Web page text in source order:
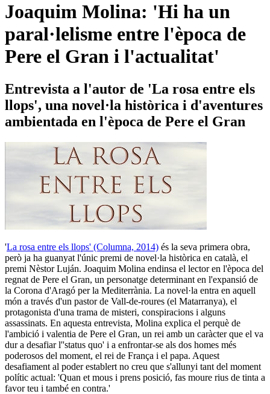
Joaquim Molina: 'Hi ha un
paral·lelisme entre l'època de
Pere el Gran i l'actualitat'
Entrevista a l'autor de 'La rosa entre els
llops', una novel·la històrica i d'aventures
ambientada en l'època de Pere el Gran
'La rosa entre els llops' (Columna, 2014) és la seva primera obra,
però ja ha guanyat l'únic premi de novel·la històrica en català, el
premi Nèstor Luján. Joaquim Molina endinsa el lector en l'època del
regnat de Pere el Gran, un personatge determinant en l'expansió de
la Corona d'Aragó per la Mediterrània. La novel·la entra en aquell
món a través d'un pastor de Vall-de-roures (el Matarranya), el
protagonista d'una trama de misteri, conspiracions i alguns
assassinats. En aquesta entrevista, Molina explica el perquè de
l'ambició i valentia de Pere el Gran, un rei amb un caràcter que el va
dur a desafiar l''status quo' i a enfrontar-se als dos homes més
poderosos del moment, el rei de França i el papa. Aquest
desafiament al poder establert no creu que s'allunyi tant del moment
polític actual: 'Quan et mous i prens posició, fas moure rius de tinta a
favor teu i també en contra.'